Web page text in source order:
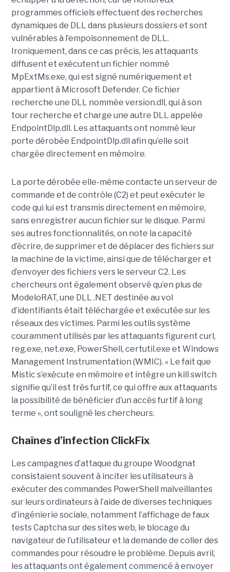
programmes officiels effectuent des recherches
dynamiques de DLL dans plusieurs dossiers et sont
vulnérables à l’empoisonnement de DLL.
Ironiquement, dans ce cas précis, les attaquants
diffusent et exécutent un fichier nommé
MpExtMs.exe, qui est signé numériquement et
appartient à Microsoft Defender. Ce fichier
recherche une DLL nommée version.dll, qui à son
tour recherche et charge une autre DLL appelée
EndpointDlp.dll. Les attaquants ont nommé leur
porte dérobée EndpointDlp.dll afin qu’elle soit
chargée directement en mémoire.
La porte dérobée elle-même contacte un serveur de
commande et de contrôle (C2) et peut exécuter le
code qui lui est transmis directement en mémoire,
sans enregistrer aucun fichier sur le disque. Parmi
ses autres fonctionnalités, on note la capacité
d’écrire, de supprimer et de déplacer des fichiers sur
la machine de la victime, ainsi que de télécharger et
d’envoyer des fichiers vers le serveur C2. Les
chercheurs ont également observé qu’en plus de
ModeloRAT, une DLL .NET destinée au vol
d’identifiants était téléchargée et exécutée sur les
réseaux des victimes. Parmi les outils système
couramment utilisés par les attaquants figurent curl,
reg.exe, net.exe, PowerShell, certutil.exe et Windows
Management Instrumentation (WMIC). « Le fait que
Mistic s’exécute en mémoire et intègre un kill switch
signifie qu’il est très furtif, ce qui offre aux attaquants
la possibilité de bénéficier d’un accès furtif à long
terme », ont souligné les chercheurs.
Chaînes d’infection ClickFix
Les campagnes d’attaque du groupe Woodgnat
consistaient souvent à inciter les utilisateurs à
exécuter des commandes PowerShell malveillantes
sur leurs ordinateurs à l’aide de diverses techniques
d’ingénierie sociale, notamment l’affichage de faux
tests Captcha sur des sites web, le blocage du
navigateur de l’utilisateur et la demande de coller des
commandes pour résoudre le problème. Depuis avril,
les attaquants ont également commencé à envoyer